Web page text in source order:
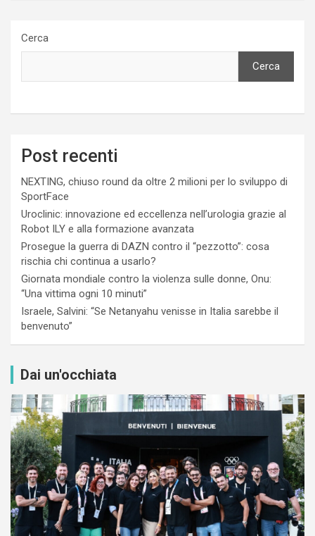
Cerca
Cerca
Post recenti
NEXTING, chiuso round da oltre 2 milioni per lo sviluppo di
SportFace
Uroclinic: innovazione ed eccellenza nell’urologia grazie al
Robot ILY e alla formazione avanzata
Prosegue la guerra di DAZN contro il “pezzotto”: cosa
rischia chi continua a usarlo?
Giornata mondiale contro la violenza sulle donne, Onu:
“Una vittima ogni 10 minuti”
Israele, Salvini: “Se Netanyahu venisse in Italia sarebbe il
benvenuto”
Dai un'occhiata